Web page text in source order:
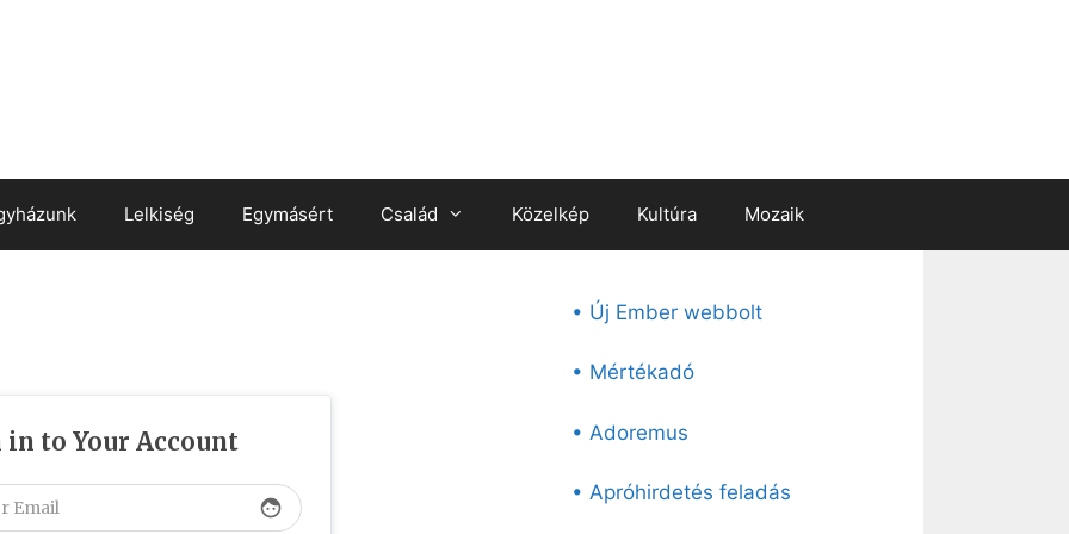
Lelkiség Egymásért Család Közelkép Kultúra Mozaik
in to Your Account
face
• Új Ember webbolt
• Mértékadó
• Adoremus
• Apróhirdetés feladás